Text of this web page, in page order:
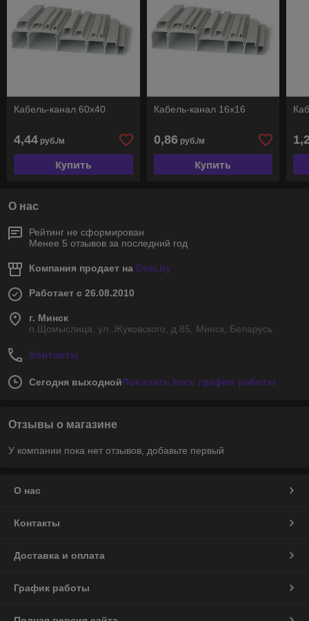
Кабель-канал 60х40
4,44 руб./м
Купить
Кабель-канал 16х16
0,86руб./м
Купить
О нас
Рейтинг не сформирован
Менее 5 отзывов за последний год
Компания продает на Deal.by
Работает с 26.08.2010
г. Минск
п.Щомыслица, ул..Жуковского, д.85, Минск, Беларусь
Контакты
Сегодня выходнойПоказать весь график работы
Отзывы о магазине
У компании пока нет отзывов, добавьте первый
О нас
Контакты
Доставка и оплата
График работы